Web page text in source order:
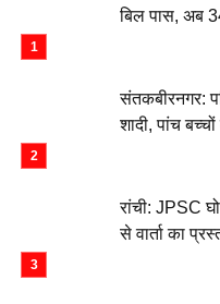
बिल पास, अब
संतकबीरनगर:
शादी, पांच
रांची: JPSC
से वार्ता का